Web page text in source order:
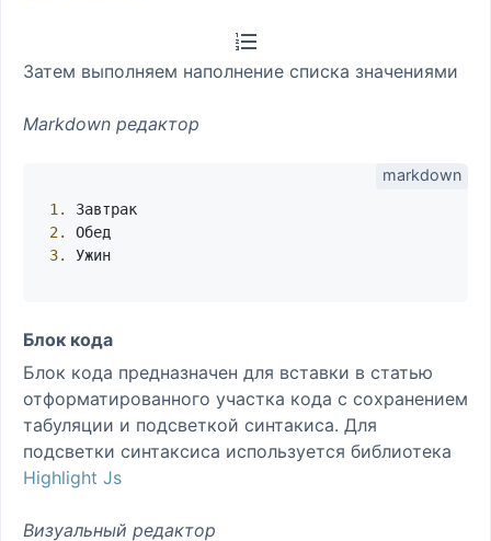
Затем выполняем наполнение списка значениями
Markdown редактор
1.
2.
3.
Блок кода
Блок кода предназначен для вставки в статью
отформатированного участка кода с сохранением
табуляции и подсветкой синтакиса. Для
подсветки синтаксиса используется библиотека
Highlight Js
Визуальный редактор